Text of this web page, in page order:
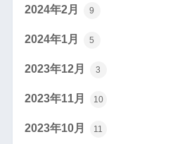
2024年2月 9
2024年1月 5
2023年12月 3
2023年11月 10
2023年10月 11